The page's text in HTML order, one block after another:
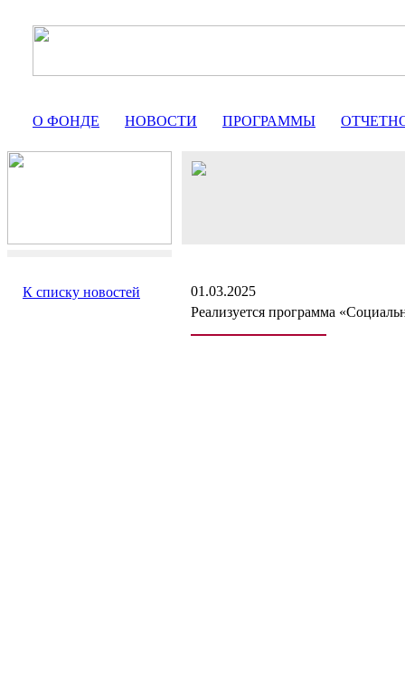
О ФОНДЕ НОВОСТИ ПРОГРАММЫ
К списку новостей
01.03.2025
Реализуется программа